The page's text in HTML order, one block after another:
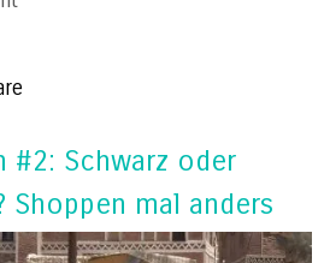
#2: Schwarz oder
Shoppen mal anders